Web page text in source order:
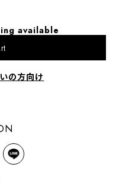
available
の方向け